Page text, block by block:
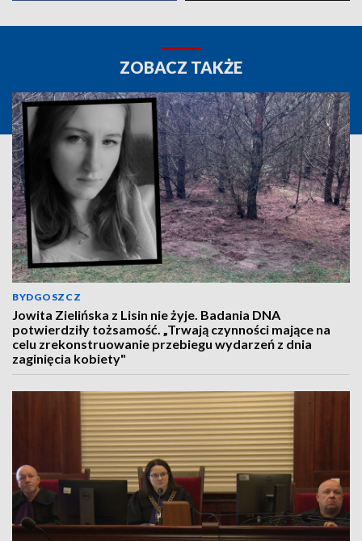
ZOBACZ TAKŻE
BYDGOSZCZ
Jowita Zielińska z Lisin nie żyje. Badania DNA
potwierdziły tożsamość. „Trwają czynności mające na
celu zrekonstruowanie przebiegu wydarzeń z dnia
zaginięcia kobiety"